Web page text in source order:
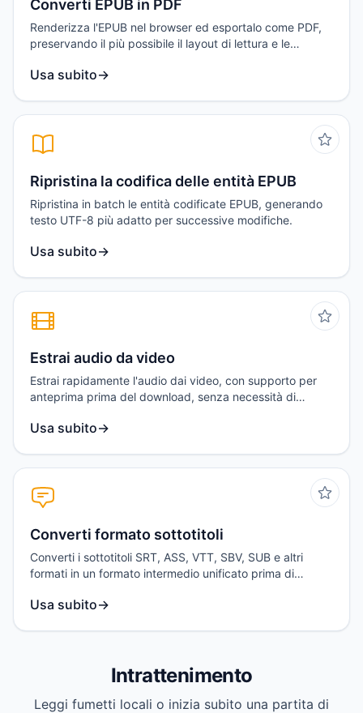
Converti EPUB in PDF
Renderizza l'EPUB nel browser ed esportalo come PDF,
preservando il più possibile il layout di lettura e le
Usa subito→
Ripristina la codifica delle entità EPUB
Ripristina in batch le entità codificate EPUB, generando
testo UTF-8 più adatto per successive modifiche.
Usa subito→
Estrai audio da video
Estrai rapidamente l'audio dai video, con supporto per
anteprima prima del download, senza necessità di
Usa subito→
Converti formato sottotitoli
Converti i sottotitoli SRT, ASS, VTT, SBV, SUB e altri
formati in un formato intermedio unificato prima di
Usa subito→
Intrattenimento
Leggi fumetti locali o inizia subito una partita di